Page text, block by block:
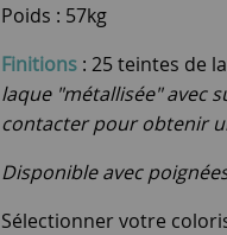
Poids : 57kg
Finitions : 25 teintes de
laque "métallisée" avec
contacter pour obtenir
Disponible avec
Sélectionner votre